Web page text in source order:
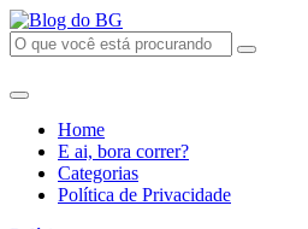
Home
E ai, bora correr?
Categorias
Política de Privacidade